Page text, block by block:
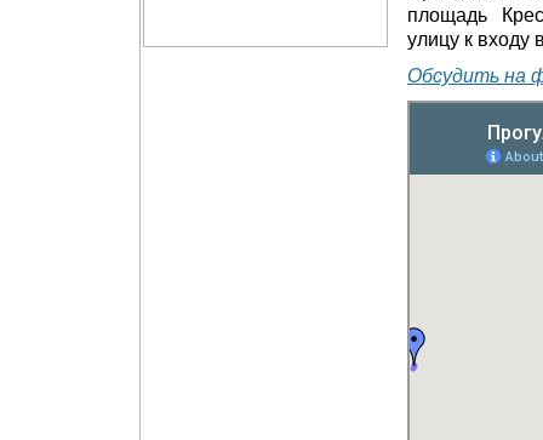
площадь
улицу к входу
Обсудить на